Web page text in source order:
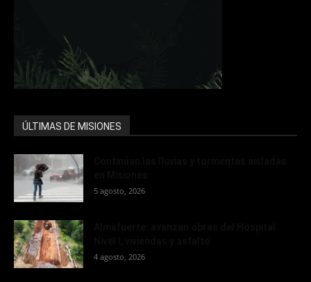
ÚLTIMAS DE MISIONES
5 agosto, 2026
4 agosto, 2026